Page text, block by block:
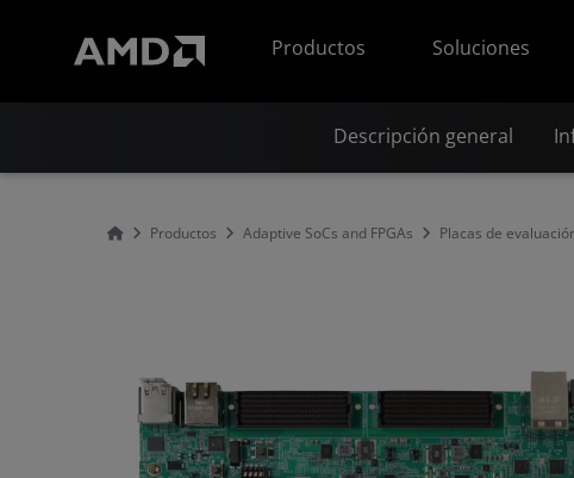
Productos
Soluciones
Descripción general
Productos Adaptive SoCs and FPGAs Placas de